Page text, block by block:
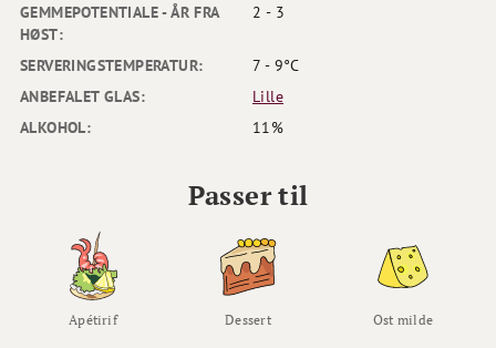
GEMMEPOTENTIALE - ÅR FRA
HØST:
2 - 3
SERVERINGSTEMPERATUR:
7 - 9°C
ANBEFALET GLAS:
Lille
ALKOHOL:
11%
Passer til
Apétirif Dessert Ost milde